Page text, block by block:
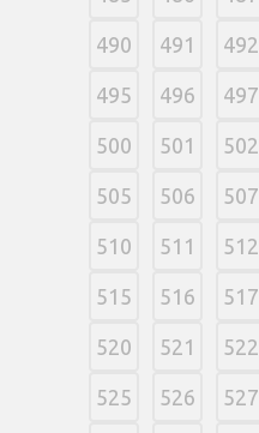
490 491 492
495 496 497
500 501 502
505 506 507
510 511 512
515 516 517
520 521 522
525 526 527